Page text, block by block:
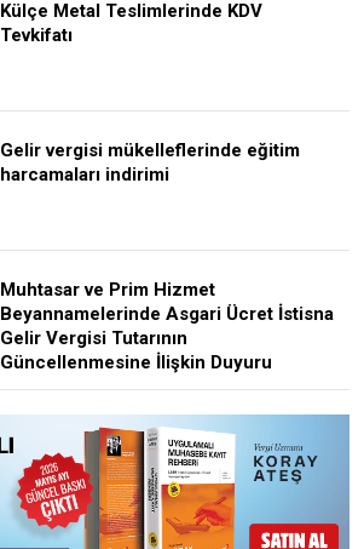
Külçe Metal Teslimlerinde KDV
Tevkifatı
Gelir vergisi mükelleflerinde eğitim
harcamaları indirimi
Muhtasar ve Prim Hizmet
Beyannamelerinde Asgari Ücret İstisna
Gelir Vergisi Tutarının
Güncellenmesine İlişkin Duyuru